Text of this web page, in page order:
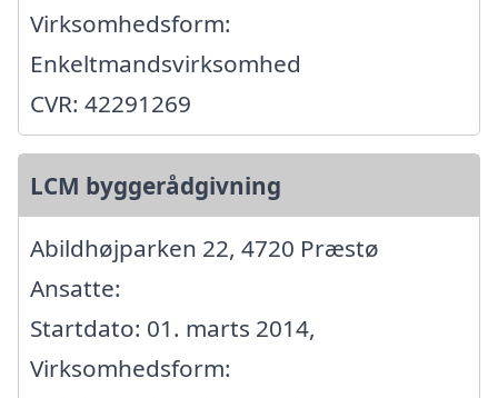
Virksomhedsform:
Enkeltmandsvirksomhed
CVR: 42291269
LCM byggerådgivning
Abildhøjparken 22, 4720 Præstø
Ansatte:
Startdato: 01. marts 2014,
Virksomhedsform: